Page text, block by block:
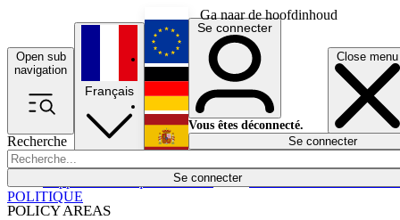
Ga naar de hoofdinhoud
Open sub
navigation
Close menu
Recherche
Se connecter
POLICY AREAS
Économie
Français
English
Deutsch
Español
Se connecter
Vous êtes déconnecté.
Se connecter
POLITIQUE